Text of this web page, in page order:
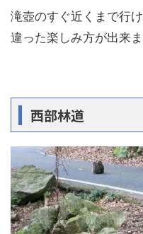
滝壺のすぐ近くまで行
違った楽しみ方が出来ま
西部林道